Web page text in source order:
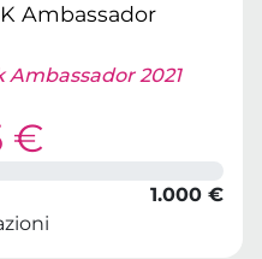
Ambassador
Ambassador 2021
€
1.000 €